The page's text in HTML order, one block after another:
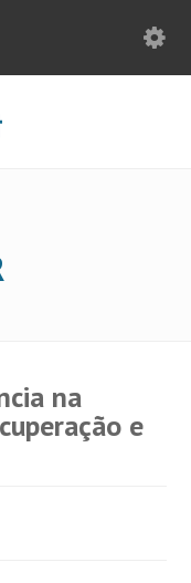
na
e